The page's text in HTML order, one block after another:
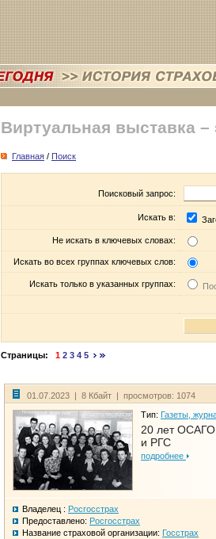
Виртуальная выставка –
Главная / Поиск
Поисковый запрос:
Искать в:
Не искать в ключевых словах:
Искать во всех группах ключевых слов:
Искать только в указанных группах:
Страницы: 1 2 3 4 5
01.07.2023 | 8 Кбайт | просмотров: 1074
Тип: Газеты,
20 лет
и РГС
подробнее
Владелец : Росгосстрах
Предоставлено: Росгосстрах
Название страховой организации: Госстрах